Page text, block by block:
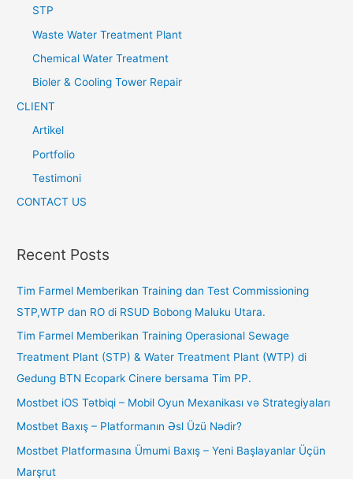
STP
Waste Water Treatment Plant
Chemical Water Treatment
Bioler & Cooling Tower Repair
CLIENT
Artikel
Portfolio
Testimoni
CONTACT US
Recent Posts
Tim Farmel Memberikan Training dan Test Commissioning
STP,WTP dan RO di RSUD Bobong Maluku Utara.
Tim Farmel Memberikan Training Operasional Sewage
Treatment Plant (STP) & Water Treatment Plant (WTP) di
Gedung BTN Ecopark Cinere bersama Tim PP.
Mostbet iOS Tətbiqi – Mobil Oyun Mexanikası və Strategiyaları
Mostbet Baxış – Platformanın Əsl Üzü Nədir?
Mostbet Platformasına Ümumi Baxış – Yeni Başlayanlar Üçün
Marşrut